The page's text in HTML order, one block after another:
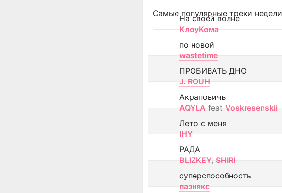
Самые популярные треки недели
На своей волне
КлоуКома
по новой
wastetime
ПРОБИВАТЬ ДНО
J. ROUH
Акраповичъ
AQYLA feat Voskresenskii
Лето с меня
IHY
РАДА
BLIZKEY, SHIRI
суперспособность
пазнякс